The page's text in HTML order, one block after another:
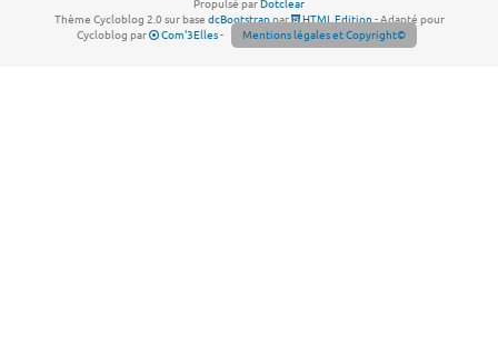
Propulsé parDotclear
Thème Cycloblog 2.0 sur base dcBootstrappar HTML Edition- Adapté pour
Cycloblog par
Com'3Elles- Mentions légales et Copyright©